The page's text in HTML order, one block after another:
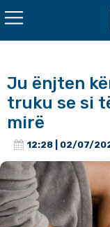
Ju ënjten
truku se si
mirë
12:28 | 02/07/